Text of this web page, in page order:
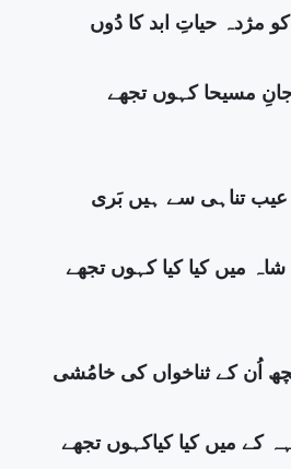
مژدہ حیاتِ ابد کا دُوں
مسیحا کہوں تجھے
تناہی سے ہیں بَری
میں کیا کیا کہوں تجھے
اُن کے ثناخواں کی خامُشی
کے میں کیا کیاکہوں تجھے